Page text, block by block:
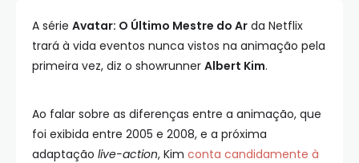
A série Avatar: O Último Mestre do Ar da Netflix
trará à vida eventos nunca vistos na animação pela
primeira vez, diz o showrunner Albert Kim.
Ao falar sobre as diferenças entre a animação, que
foi exibida entre 2005 e 2008, e a próxima
adaptação live-action, Kim conta candidamente à